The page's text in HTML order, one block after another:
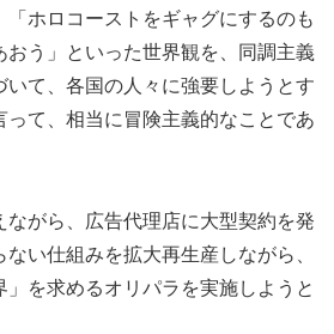
ホロコーストをギャグにするのも
おう」といった世界観を、同調主義
いて、各国の人々に強要しようとす
って、相当に冒険主義的なことであ
ながら、広告代理店に大型契約を発
い仕組みを拡大再生産しながら、
」を求めるオリパラを実施しようと